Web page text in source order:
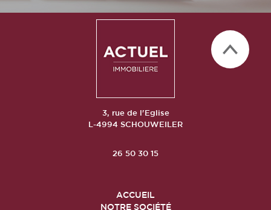
3, rue de l'Eglise
L-4994 SCHOUWEILER
26 50 30 15
ACCUEIL
NOTRE SOCIÉTÉ